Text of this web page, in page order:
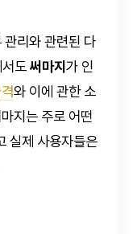
관리와 관련된 다
서도써마지가 인
와 이에 관한 소
지는 주로 어떤
실제 사용자들은